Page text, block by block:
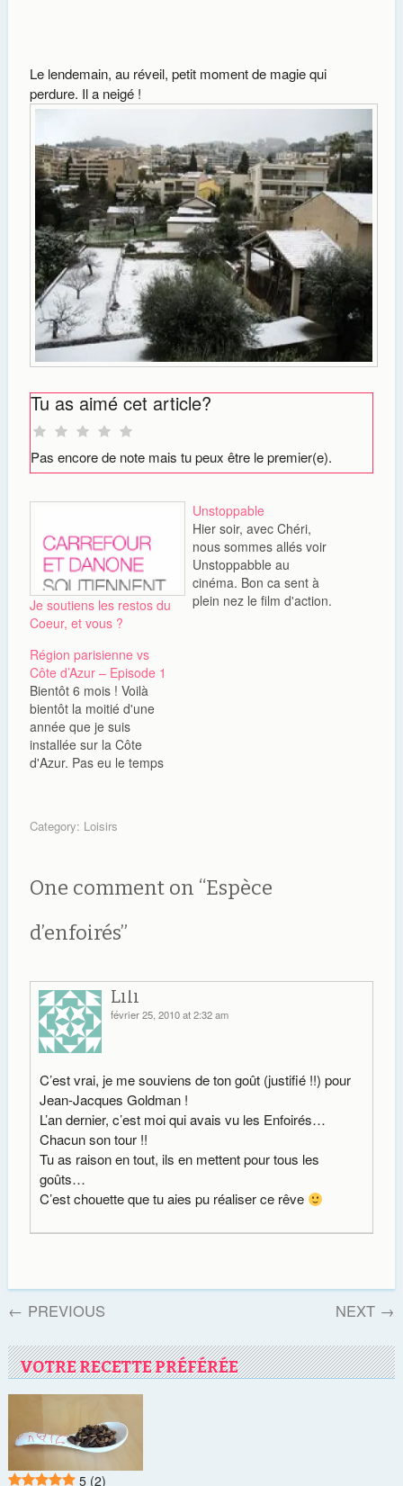
Le lendemain, au réveil, petit moment de magie qui
perdure. Il a neigé !
Tu as aimé cet article?
Pas encore de note mais tu peux être le premier(e).
Je soutiens les restos du
Coeur, et vous ?
Unstoppable
Hier soir, avec Chéri,
nous sommes allés voir
Unstoppabble au
cinéma. Bon ca sent à
plein nez le film d'action.
Région parisienne vs
Côte d’Azur – Episode 1
Bientôt 6 mois ! Voilà
bientôt la moitié d'une
année que je suis
installée sur la Côte
d'Azur. Pas eu le temps
l'accident de Chéri, les
de fin…
Category: Loisirs
One comment on “Espèce
d’enfoirés”
Lili
février 25, 2010 at 2:32 am
C’est vrai, je me souviens de ton goût (justifié !!) pour
Jean-Jacques Goldman !
L’an dernier, c’est moi qui avais vu les Enfoirés…
Chacun son tour !!
Tu as raison en tout, ils en mettent pour tous les
goûts…
C’est chouette que tu aies pu réaliser ce rêve
← PREVIOUS NEXT →
VOTRE RECETTE PRÉFÉRÉE
5 (2)